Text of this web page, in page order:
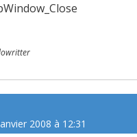
2008 à 12:31